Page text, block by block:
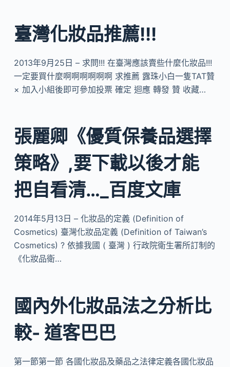
臺灣化妝品推薦!!!
2013年9月25日 – 求問!!! 在臺灣應該賣些什麼化妝品!!!
一定要買什麼啊啊啊啊啊啊 求推薦 露珠小白一隻TAT贊
× 加入小組後即可參加投票 確定 迴應 轉發 贊 收藏…
張麗卿《優質保養品選擇
策略》,要下載以後才能
把自看清…_百度文庫
2014年5月13日 – 化妝品的定義 (Definition of
Cosmetics) 臺灣化妝品定義 (Definition of Taiwan’s
Cosmetics) ? 依據我國 ( 臺灣 ) 行政院衛生署所訂制的
《化妝品衛…
國內外化妝品法之分析比
較- 道客巴巴
第一節第一節 各國化妝品及藥品之法律定義各國化妝品